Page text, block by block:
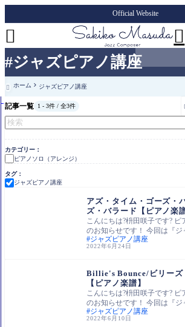
#ジャズピアノ講座
Official Website


 ホーム ジャズピアノ講座
記事一覧 1 - 3件 / 全3件
カテゴリー
ピアノソロ（アレンジ）
タグ
ジャズピアノ講座
ピアノソロ（アレン
アズ・タイム・ゴーズ・
ズ・バラード【ピアノ楽譜
こんにちは?枡田咲子です? ピ
のお知らせです！ 今回は『ジ
弾く！』シリーズで、 『アズ
ーズ
ジャズピアノ講座
2022年6月24日
Billie's Bounce/ビリーズ
【ピアノ楽譜】
こんにちは?枡田咲子です? ピ
のお知らせです！ 今回は『ジ
弾く！』シリーズで、 チャー
ー作
ジャズピアノ講座
2022年6月10日